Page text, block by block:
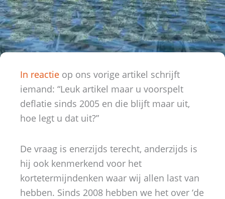
In reactie op ons vorige artikel schrijft
iemand: “Leuk artikel maar u voorspelt
deflatie sinds 2005 en die blijft maar uit,
hoe legt u dat uit?”
De vraag is enerzijds terecht, anderzijds is
hij ook kenmerkend voor het
kortetermijndenken waar wij allen last van
hebben. Sinds 2008 hebben we het over ‘de